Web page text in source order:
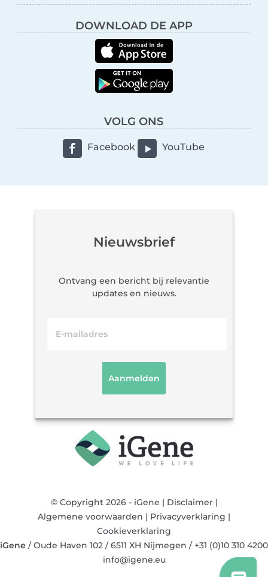
DOWNLOAD DE APP
VOLG ONS
Facebook YouTube
Nieuwsbrief
Ontvang een bericht bij relevantie
updates en nieuws.
© Copyright 2026 - iGene | Disclaimer|
Algemene voorwaarden | Privacyverklaring |
Cookieverklaring
iGene /Oude Haven 102 /6511 XH Nijmegen / +31 (0)10 310 4200
info@igene.eu